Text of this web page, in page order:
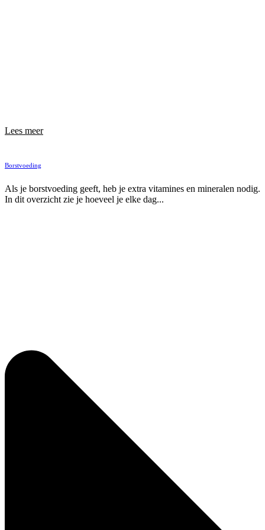
Lees meer
Borstvoeding
Als je borstvoeding geeft, heb je extra vitamines en mineralen nodig.
In dit overzicht zie je hoeveel je elke dag...